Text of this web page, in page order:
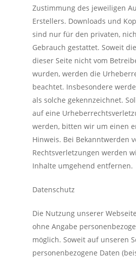
Zustimmung des jeweiligen
Erstellers. Downloads und
sind nur für den privaten,
Gebrauch gestattet. Soweit
dieser Seite nicht vom
wurden, werden die
beachtet. Insbesondere
als solche gekennzeichnet.
auf eine
werden, bitten wir um einen
Hinweis. Bei Bekanntwerden
Rechtsverletzungen werden
Inhalte umgehend entfernen.
Datenschutz
Die Nutzung unserer
ohne Angabe
möglich. Soweit auf unseren
personenbezogene Daten